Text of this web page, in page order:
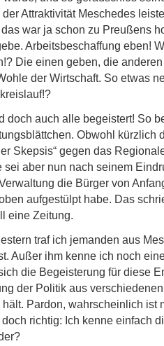
Attraktivität Meschedes
war ja schon zu Preußens
Arbeitsbeschaffung eben!
Die einen geben, die
der Wirtschaft. So etwas
doch auch alle begeistert! So
Obwohl kürzlich
Skepsis“ gegen das
sei aber nun nach seinem
die Bürger von
aufgestülpt habe. Das
eine Zeitung.
traf ich jemanden aus
Außer ihm kenne ich noch
die Begeisterung für diese
der Politik aus
hält. Pardon, wahrscheinlich ist
richtig: Ich kenne einfach